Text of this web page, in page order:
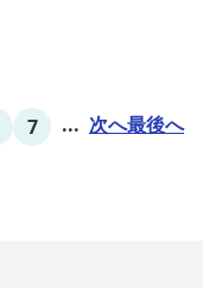
7 ... 次へ最後へ